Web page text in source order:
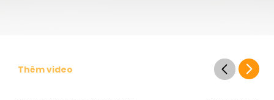
Thêm video